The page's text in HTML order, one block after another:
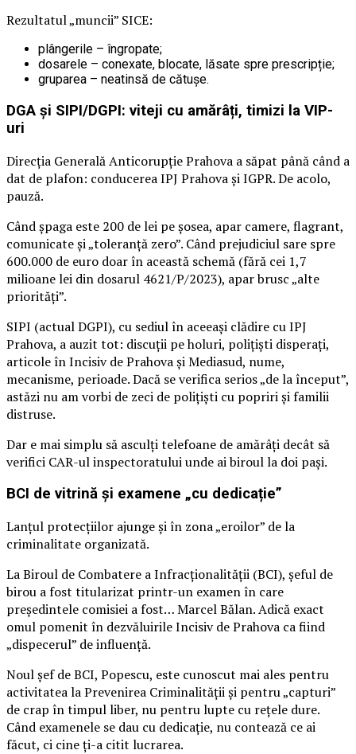
Rezultatul „muncii” SICE:
plângerile – îngropate;
dosarele – conexate, blocate, lăsate spre prescripție;
gruparea – neatinsă de cătușe.
DGA și SIPI/DGPI: viteji cu amărâți, timizi la VIP-
uri
Direcția Generală Anticorupție Prahova a săpat până când a
dat de plafon: conducerea IPJ Prahova și IGPR. De acolo,
pauză.
Când șpaga este 200 de lei pe șosea, apar camere, flagrant,
comunicate și „toleranță zero”. Când prejudiciul sare spre
600.000 de euro doar în această schemă (fără cei 1,7
milioane lei din dosarul 4621/P/2023), apar brusc „alte
priorități”.
SIPI (actual DGPI), cu sediul în aceeași clădire cu IPJ
Prahova, a auzit tot: discuții pe holuri, polițiști disperați,
articole în Incisiv de Prahova și Mediasud, nume,
mecanisme, perioade. Dacă se verifica serios „de la început”,
astăzi nu am vorbi de zeci de polițiști cu popriri și familii
distruse.
Dar e mai simplu să asculți telefoane de amărâți decât să
verifici CAR-ul inspectoratului unde ai biroul la doi pași.
BCI de vitrină și examene „cu dedicație”
Lanțul protecțiilor ajunge și în zona „eroilor” de la
criminalitate organizată.
La Biroul de Combatere a Infracționalității (BCI), șeful de
birou a fost titularizat printr-un examen în care
președintele comisiei a fost… Marcel Bălan. Adică exact
omul pomenit în dezvăluirile Incisiv de Prahova ca fiind
„dispecerul” de influență.
Noul șef de BCI, Popescu, este cunoscut mai ales pentru
activitatea la Prevenirea Criminalității și pentru „capturi”
de crap în timpul liber, nu pentru lupte cu rețele dure.
Când examenele se dau cu dedicație, nu contează ce ai
făcut, ci cine ți-a citit lucrarea.